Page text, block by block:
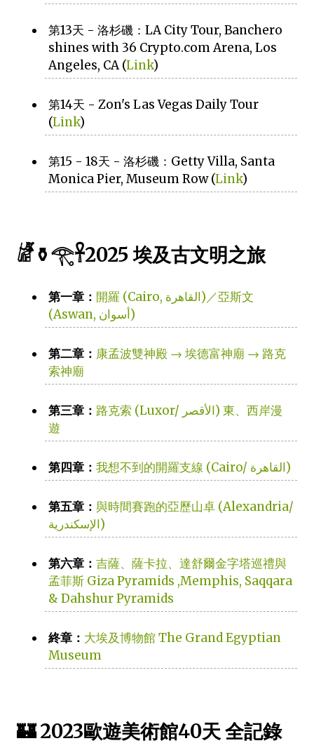
第13天 - 洛杉磯：LA City Tour, Banchero
shines with 36 Crypto.com Arena, Los
Angeles, CA (Link)
第14天 - Zon's Las Vegas Daily Tour
(Link)
第15 - 18天 - 洛杉磯：Getty Villa, Santa
Monica Pier, Museum Row (Link)
𓁈⚱️𓂀𓋹2025 埃及古文明之旅
第一章： 開羅 (Cairo, القاهرة)／亞斯文
(Aswan, أسوان)
第二章： 康孟波雙神殿 → 埃德富神廟 → 路克
索神廟
第三章： 路克索 (Luxor/ الأقصر) 東、西岸漫
遊
第四章： 我想不到的開羅支線 (Cairo/ القاهرة‎)
第五章： 與時間賽跑的亞歷山卓 (Alexandria/
الإسكندرية)
第六章： 吉薩、薩卡拉、達舒爾金字塔巡禮與
孟菲斯 Giza Pyramids ,Memphis, Saqqara
& Dahshur Pyramids
終章： 大埃及博物館 The Grand Egyptian
Museum
🏰 2023歐遊美術館40天 全記錄